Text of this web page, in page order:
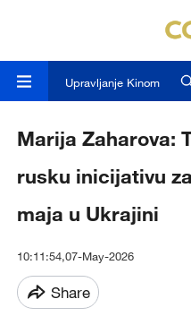
Upravljanje Kinom
Marija Zaharova:
rusku inicijativu
maja u Ukrajini
10:11:54,07-May-2026
Share